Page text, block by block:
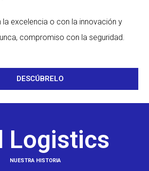
excelencia o con la innovación y
compromiso con la seguridad.
DESCÚBRELO
Logistics
NUESTRA HISTORIA